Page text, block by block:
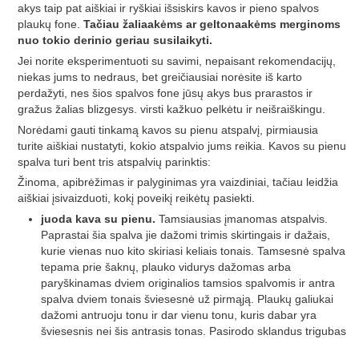
akys taip pat aiškiai ir ryškiai išsiskirs kavos ir pieno spalvos
plaukų fone. Tačiau žaliaakėms ar geltonaakėms merginoms
nuo tokio derinio geriau susilaikyti.
Jei norite eksperimentuoti su savimi, nepaisant rekomendacijų,
niekas jums to nedraus, bet greičiausiai norėsite iš karto
perdažyti, nes šios spalvos fone jūsų akys bus prarastos ir
gražus žalias blizgesys. virsti kažkuo pelkėtu ir neišraiškingu.
Norėdami gauti tinkamą kavos su pienu atspalvį, pirmiausia
turite aiškiai nustatyti, kokio atspalvio jums reikia. Kavos su pienu
spalva turi bent tris atspalvių parinktis:
Žinoma, apibrėžimas ir palyginimas yra vaizdiniai, tačiau leidžia
aiškiai įsivaizduoti, kokį poveikį reikėtų pasiekti.
juoda kava su pienu. Tamsiausias įmanomas atspalvis.
Paprastai šia spalva jie dažomi trimis skirtingais ir dažais,
kurie vienas nuo kito skiriasi keliais tonais. Tamsesnė spalva
tepama prie šaknų, plauko vidurys dažomas arba
paryškinamas dviem originalios tamsios spalvomis ir antra
spalva dviem tonais šviesesnė už pirmąją. Plaukų galiukai
dažomi antruoju tonu ir dar vienu tonu, kuris dabar yra
šviesesnis nei šis antrasis tonas. Pasirodo sklandus trigubas